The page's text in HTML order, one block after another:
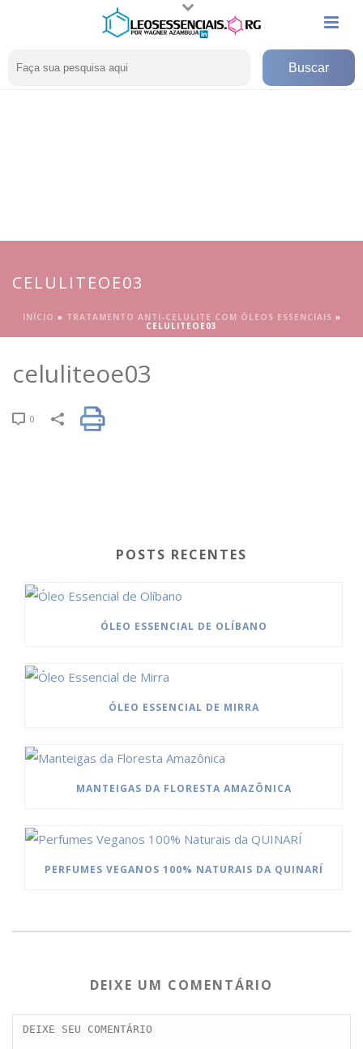
CELULITEOE03
INÍCIO » TRATAMENTO ANTI-CELULITE COM ÓLEOS ESSENCIAIS »
CELULITEOE03
celuliteoe03
0
POSTS RECENTES
ÓLEO ESSENCIAL DE OLÍBANO
ÓLEO ESSENCIAL DE MIRRA
MANTEIGAS DA FLORESTA AMAZÔNICA
PERFUMES VEGANOS 100% NATURAIS DA QUINARÍ
DEIXE UM COMENTÁRIO